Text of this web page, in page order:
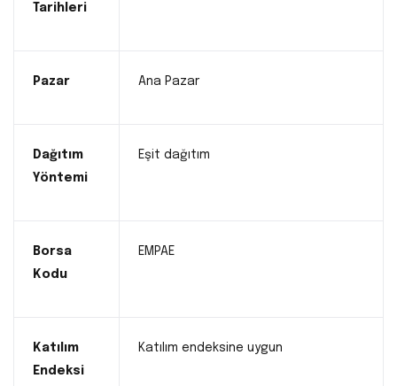
Tarihleri
Pazar Ana Pazar
Dağıtım
Yöntemi
Eşit dağıtım
Borsa
Kodu
EMPAE
Katılım
Endeksi
Katılım endeksine uygun